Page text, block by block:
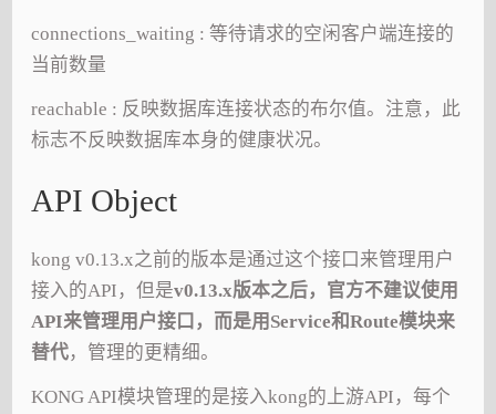
connections_waiting : 等待请求的空闲客户端连接的
当前数量
reachable : 反映数据库连接状态的布尔值。注意，此
标志不反映数据库本身的健康状况。
API Object
kong v0.13.x之前的版本是通过这个接口来管理用户
接入的API，但是v0.13.x版本之后，官方不建议使用
API来管理用户接口，而是用Service和Route模块来
替代，管理的更精细。
KONG API模块管理的是接入kong的上游API，每个